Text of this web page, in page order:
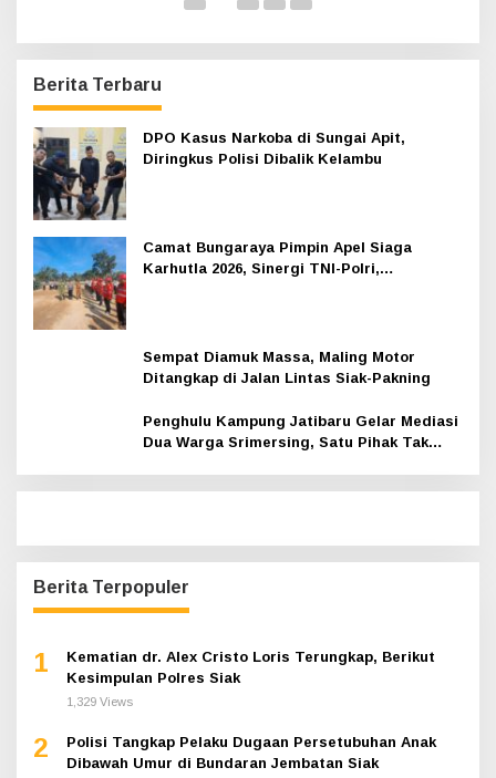
Berita Terbaru
DPO Kasus Narkoba di Sungai Apit,
Diringkus Polisi Dibalik Kelambu
Camat Bungaraya Pimpin Apel Siaga
Karhutla 2026, Sinergi TNI-Polri,
Sempat Diamuk Massa, Maling Motor
Ditangkap di Jalan Lintas Siak-Pakning
Penghulu Kampung Jatibaru Gelar Mediasi
Dua Warga Srimersing, Satu Pihak Tak
Berita Terpopuler
1
Kematian dr. Alex Cristo Loris Terungkap, Berikut
Kesimpulan Polres Siak
1,329 Views
2
Polisi Tangkap Pelaku Dugaan Persetubuhan Anak
Dibawah Umur di Bundaran Jembatan Siak